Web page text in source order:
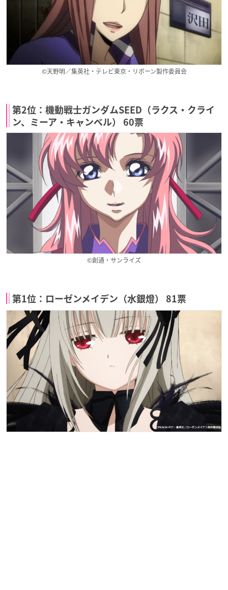
©天野明／集英社・テレビ東京・リボーン製作委員会
第2位：機動戦士ガンダムSEED（ラクス・クライ
ン、ミーア・キャンベル） 60票
©創通・サンライズ
第1位：ローゼンメイデン（水銀燈） 81票